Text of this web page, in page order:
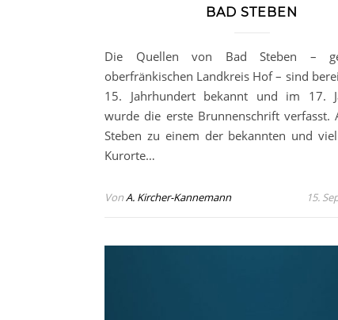
BAD STEBEN
Die Quellen von Bad Steben –
oberfränkischen Landkreis Hof – sind
15. Jahrhundert bekannt und im 17.
wurde die erste Brunnenschrift verfasst.
Steben zu einem der bekannten und
Kurorte…
VonA. Kircher-Kannemann 15.